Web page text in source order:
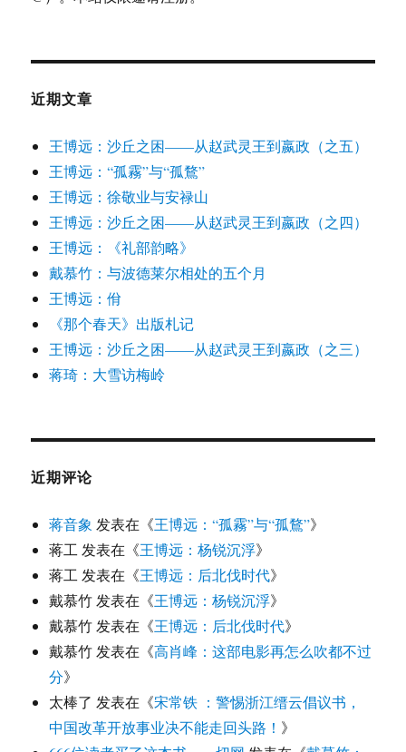
近期文章
王博远：沙丘之困——从赵武灵王到嬴政（之五）
王博远：“孤霧”与“孤鶩”
王博远：徐敬业与安禄山
王博远：沙丘之困——从赵武灵王到嬴政（之四）
王博远：《礼部韵略》
戴慕竹：与波德莱尔相处的五个月
王博远：佾
《那个春天》出版札记
王博远：沙丘之困——从赵武灵王到嬴政（之三）
蒋琦：大雪访梅岭
近期评论
蒋音象 发表在《王博远：“孤霧”与“孤鶩”》
蒋工 发表在《王博远：杨锐沉浮》
蒋工 发表在《王博远：后北伐时代》
戴慕竹 发表在《王博远：杨锐沉浮》
戴慕竹 发表在《王博远：后北伐时代》
戴慕竹 发表在《高肖峰：这部电影再怎么吹都不过
分》
太棒了 发表在《宋常铁 ：警惕浙江缙云倡议书，
中国改革开放事业决不能走回头路！ 》